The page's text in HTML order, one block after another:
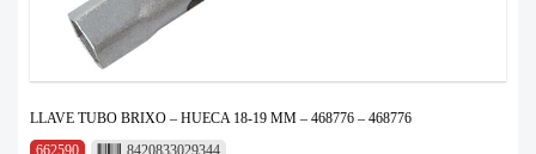
LLAVE TUBO BRIXO – HUECA 18-19 MM – 468776 – 468776
662590
8420833029344